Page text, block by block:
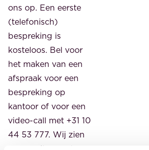
ons op. Een eerste
(telefonisch)
bespreking is
kosteloos. Bel voor
het maken van een
afspraak voor een
bespreking op
kantoor of voor een
video-call met +31 10
44 53 777. Wij zien